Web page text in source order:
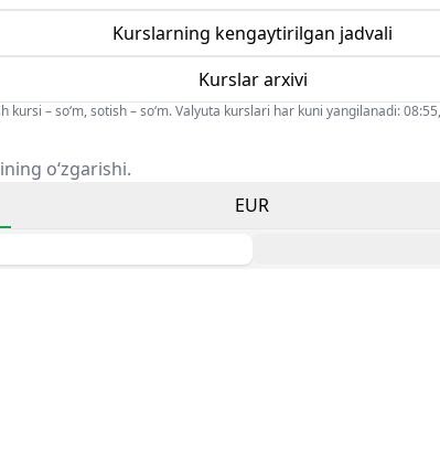
Kurslarning kengaytirilgan jadvali
Kurslar arxivi
– so‘m, sotish – so‘m. Valyuta kurslari har kuni yangilanadi:
o‘zgarishi.
EUR